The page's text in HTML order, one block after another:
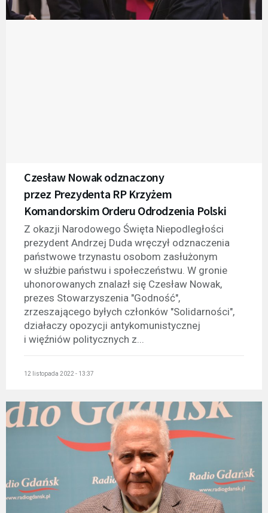
Czesław Nowak odznaczony
przez Prezydenta RP Krzyżem
Komandorskim Orderu Odrodzenia Polski
Z okazji Narodowego Święta Niepodległości
prezydent Andrzej Duda wręczył odznaczenia
państwowe trzynastu osobom zasłużonym
w służbie państwu i społeczeństwu. W gronie
uhonorowanych znalazł się Czesław Nowak,
prezes Stowarzyszenia "Godność",
zrzeszającego byłych członków "Solidarności",
działaczy opozycji antykomunistycznej
i więźniów politycznych z...
12 listopada 2022 - 13:37